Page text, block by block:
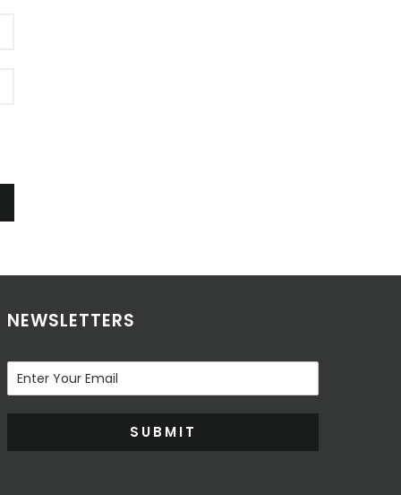
NEWSLETTERS
SUBMIT